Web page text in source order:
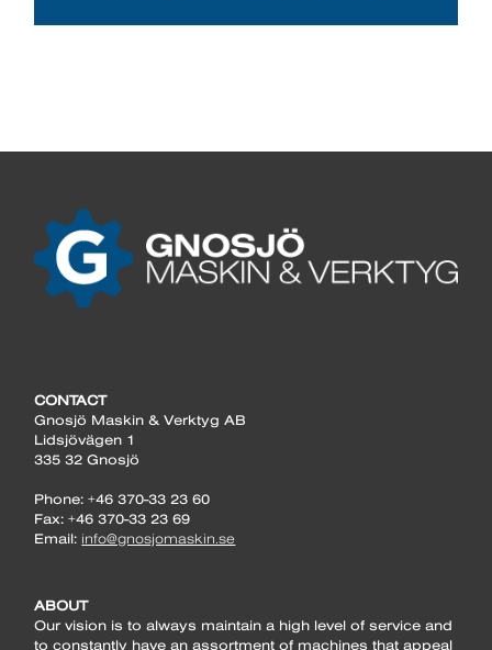
CONTACT
Gnosjö Maskin & Verktyg AB
Lidsjövägen 1
335 32 Gnosjö
Phone: +46 370-33 23 60
Fax: +46 370-33 23 69
Email: info@gnosjomaskin.se
ABOUT
Our vision is to always maintain a high level of service and
to constantly have an assortment of machines that appeal